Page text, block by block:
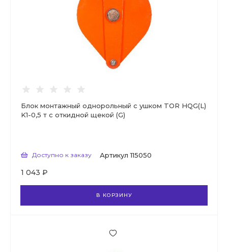
Блок монтажный однорольный с ушком TOR HQG(L)
K1-0,5 т с откидной щекой (G)
Доступно к заказу Артикул 115050
1 043 ₽
В КОРЗИНУ